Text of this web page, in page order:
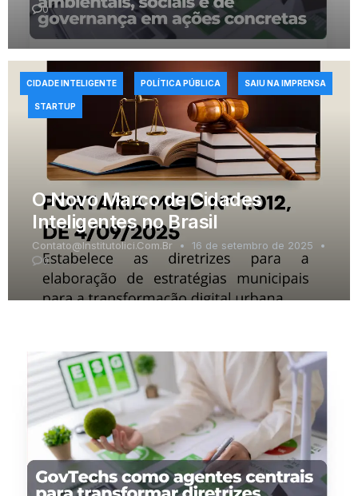
0
O Novo Marco de Cidades
Inteligentes no Brasil
Contato@institutolici.com.br
16 de setembro de 2025
0
CIDADE INTELIGENTE POLÍTICA PÚBLICA SAIU NA IMPRENSA
STARTUP